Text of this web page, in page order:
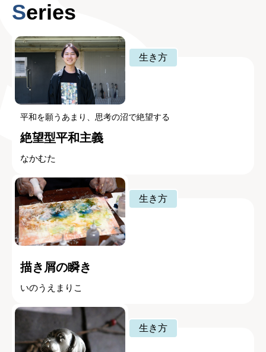
Series
生き方
平和を願うあまり、思考の沼で絶望する
絶望型平和主義
なかむた
生き方
描き屑の瞬き
いのうえまりこ
生き方